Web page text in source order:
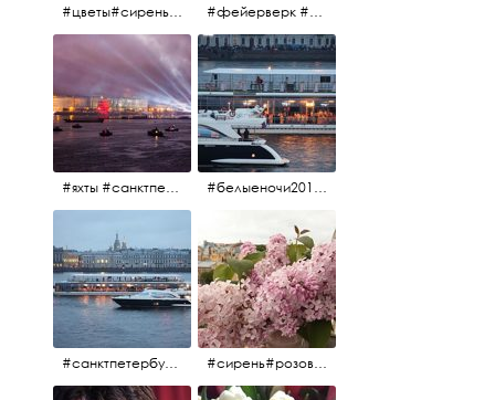
#цветы#сирень #розоваясирень #натюрморт #натюрмортсцветами #весна2012 #пробуждение #фейерверк #салют #парусник #санктпетербург #белыеночи2012 #белыеночи #алыепаруса2012 #алыепаруса #нева
#яхты #санктпетербург #нева #белыеночи2012 #алыепаруса #алыепаруса2012#парусник#салют#фейерверк #белыеночи2012 #белыеночи #2012 #нева #санктпетербург #яхты
#санктпетербург #нева#яхты#2012 #белыеночи#белыеночи2012 #сирень#розоваясирень#натюрморт#натюрмортсцветами#2012#весна2012